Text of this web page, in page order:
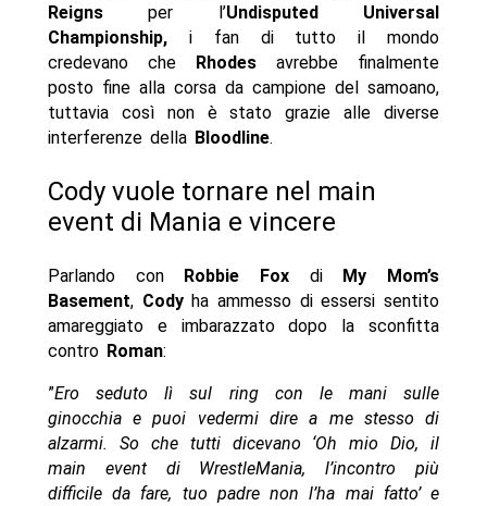
Reignsper l’Undisputed Universal
Championship, i fan di tutto il mondo
credevano che
Rhodes avrebbe finalmente
posto fine alla corsa da campione del samoano,
tuttavia così non è stato grazie alle diverse
interferenze della Bloodline.
Cody vuole tornare nel main
event di Mania e vincere
Parlando con Robbie Fox diMy Mom’s
Basement, Codyha ammesso di essersi sentito
amareggiato e imbarazzato dopo la sconfitta
contro Roman:
”Ero seduto lì sul ring con le mani sulle
ginocchia e puoi vedermi dire a me stesso di
alzarmi. So che tutti dicevano ‘Oh mio Dio, il
main event di WrestleMania, l’incontro più
difficile da fare, tuo padre non l’ha mai fatto’ e